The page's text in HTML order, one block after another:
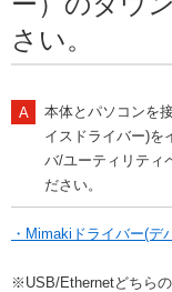
さい。
本体とパソコンを
イスドライバー)を
バ/ユーティリティ
ださい。
・Mimakiドライバー(デ
※USB/Ethernetどちらの